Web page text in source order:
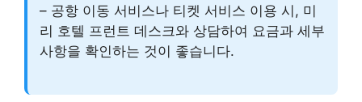
– 공항 이동 서비스나 티켓 서비스 이용 시, 미
리 호텔 프런트 데스크와 상담하여 요금과 세부
사항을 확인하는 것이 좋습니다.